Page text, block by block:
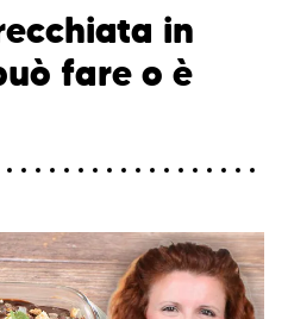
in
fare o è